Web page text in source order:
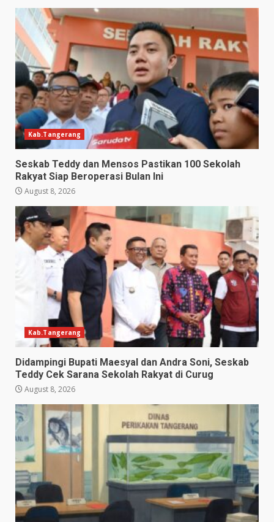
Kab.Tangerang
Seskab Teddy dan Mensos Pastikan 100 Sekolah
Rakyat Siap Beroperasi Bulan Ini
August 8, 2026
Kab.Tangerang
Didampingi Bupati Maesyal dan Andra Soni, Seskab
Teddy Cek Sarana Sekolah Rakyat di Curug
August 8, 2026